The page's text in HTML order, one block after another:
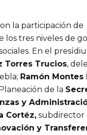
la participación de
los tres niveles de
En el
Torres Trucios
Ramón Montes
de la
y
Cortéz,
y